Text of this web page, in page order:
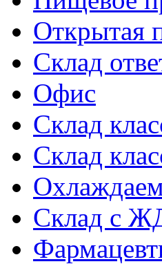
Открытая
Склад
Офис
Склад
Склад
Склад с